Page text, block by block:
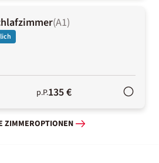
(A1)
p.P.135 €
ZIMMEROPTIONEN